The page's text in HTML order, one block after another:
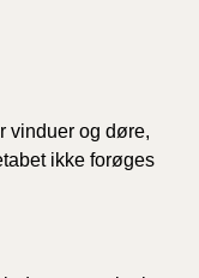
vinduer og døre,
ikke forøges